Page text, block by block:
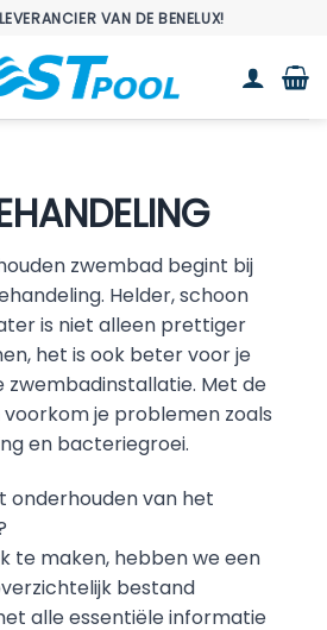
VAN DE BENELUX!
zwembad begint bij
Helder, schoon
is niet alleen prettiger
het is ook beter voor je
zwembadinstallatie. Met de
je problemen zoals
en bacteriegroei.
onderhouden van het
te maken, hebben we een
bestand
alle essentiële informatie